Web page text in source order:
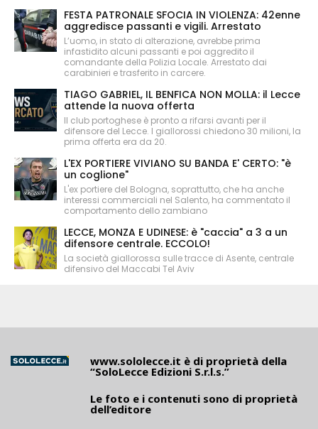
FESTA PATRONALE SFOCIA IN VIOLENZA: 42enne
aggredisce passanti e vigili. Arrestato
L’uomo, in stato di alterazione, avrebbe prima
infastidito alcuni passanti e poi aggredito il
comandante della Polizia Locale. Arrestato dai
carabinieri e trasferito in carcere.
TIAGO GABRIEL, IL BENFICA NON MOLLA: il Lecce
attende la nuova offerta
Il club portoghese è pronto a rifarsi avanti per il
difensore del Lecce. I giallorossi chiedono 30 milioni, la
prima offerta era da 20.
L'EX PORTIERE VIVIANO SU BANDA E' CERTO: "è
un coglione"
L'ex portiere del Bologna, soprattutto, che ha anche
interessi commerciali nel Salento, ha commentato il
comportamento dello zambiano
LECCE, MONZA E UDINESE: è "caccia" a 3 a un
difensore centrale. ECCOLO!
La società giallorossa sulle tracce di Asente, centrale
difensivo del Maccabi Tel Aviv
www.sololecce.it è di proprietà della
“SoloLecce Edizioni S.r.l.s.”
Le foto e i contenuti sono di proprietà
dell’editore